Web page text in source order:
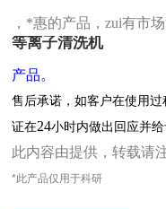
，*惠的产品，zui有市
等离子清洗机
产品。
售后承诺，如客户在使用
证在24小时内做出回应并给
此内容由提供，转载请
*此产品仅用于科研